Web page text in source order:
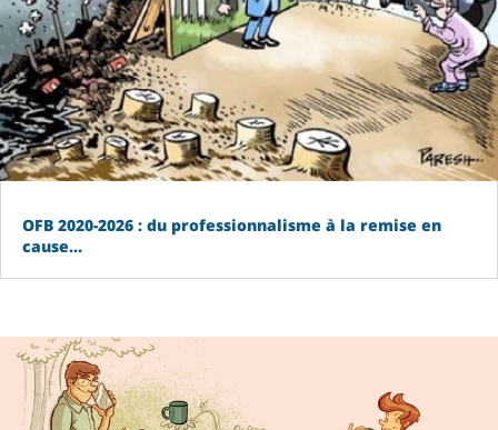
OFB 2020-2026 : du professionnalisme à la remise en
cause…